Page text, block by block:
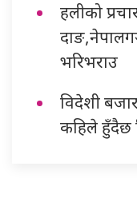
हलीको
भरिभराउ
विदेशी
कहिले हुँदैछ